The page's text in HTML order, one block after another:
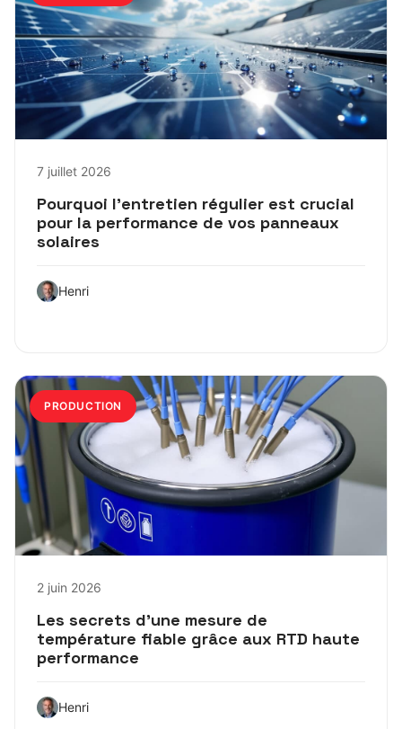
7 juillet 2026
Pourquoi l’entretien régulier est crucial
pour la performance de vos panneaux
solaires
Henri
PRODUCTION
2 juin 2026
Les secrets d’une mesure de
température fiable grâce aux RTD haute
performance
Henri